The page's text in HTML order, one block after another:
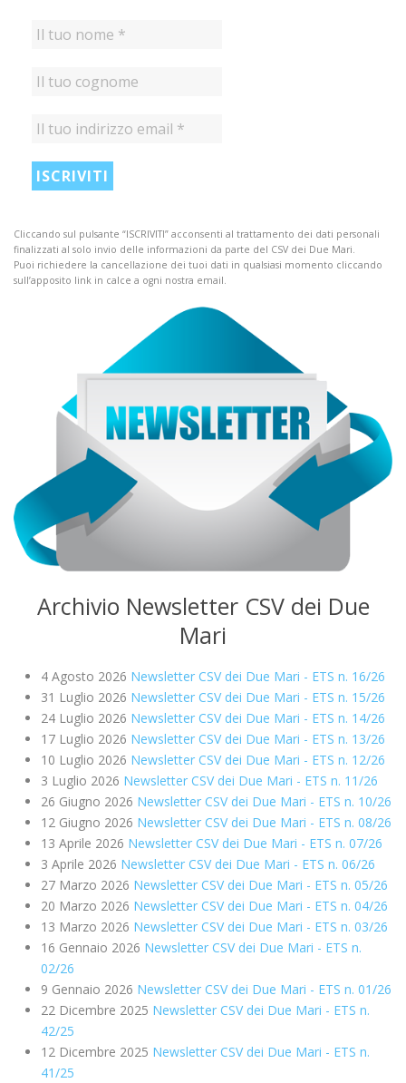
Cliccando sul pulsante “ISCRIVITI” acconsenti al trattamento dei dati personali
finalizzati al solo invio delle informazioni da parte del CSV dei Due Mari.
Puoi richiedere la cancellazione dei tuoi dati in qualsiasi momento cliccando
sull’apposito link in calce a ogni nostra email.
Archivio Newsletter CSV dei Due
Mari
4 Agosto 2026 Newsletter CSV dei Due Mari - ETS n. 16/26
31 Luglio 2026 Newsletter CSV dei Due Mari - ETS n. 15/26
24 Luglio 2026 Newsletter CSV dei Due Mari - ETS n. 14/26
17 Luglio 2026 Newsletter CSV dei Due Mari - ETS n. 13/26
10 Luglio 2026 Newsletter CSV dei Due Mari - ETS n. 12/26
3 Luglio 2026 Newsletter CSV dei Due Mari - ETS n. 11/26
26 Giugno 2026 Newsletter CSV dei Due Mari - ETS n. 10/26
12 Giugno 2026 Newsletter CSV dei Due Mari - ETS n. 08/26
13 Aprile 2026 Newsletter CSV dei Due Mari - ETS n. 07/26
3 Aprile 2026 Newsletter CSV dei Due Mari - ETS n. 06/26
27 Marzo 2026 Newsletter CSV dei Due Mari - ETS n. 05/26
20 Marzo 2026 Newsletter CSV dei Due Mari - ETS n. 04/26
13 Marzo 2026 Newsletter CSV dei Due Mari - ETS n. 03/26
16 Gennaio 2026 Newsletter CSV dei Due Mari - ETS n.
02/26
9 Gennaio 2026 Newsletter CSV dei Due Mari - ETS n. 01/26
22 Dicembre 2025 Newsletter CSV dei Due Mari - ETS n.
42/25
12 Dicembre 2025 Newsletter CSV dei Due Mari - ETS n.
41/25